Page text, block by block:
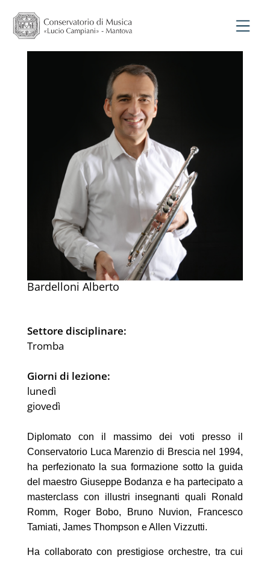
Bardelloni Alberto
Settore disciplinare:
Tromba
Giorni di lezione:
lunedì
giovedì
Diplomato con il massimo dei voti presso il
Conservatorio Luca Marenzio di Brescia nel 1994,
ha perfezionato la sua formazione sotto la guida
del maestro Giuseppe Bodanza e ha partecipato a
masterclass con illustri insegnanti quali Ronald
Romm, Roger Bobo, Bruno Nuvion, Francesco
Tamiati, James Thompson e Allen Vizzutti.
Ha collaborato con prestigiose orchestre, tra cui